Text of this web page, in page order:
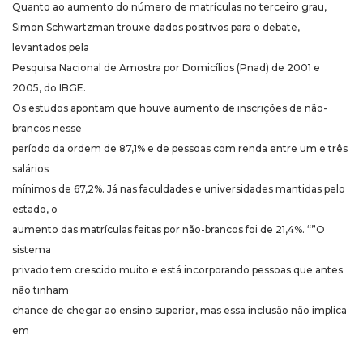
Quanto ao aumento do número de matrículas no terceiro grau,
Simon Schwartzman trouxe dados positivos para o debate,
levantados pela
Pesquisa Nacional de Amostra por Domicílios (Pnad) de 2001 e
2005, do IBGE.
Os estudos apontam que houve aumento de inscrições de não-
brancos nesse
período da ordem de 87,1% e de pessoas com renda entre um e três
salários
mínimos de 67,2%. Já nas faculdades e universidades mantidas pelo
estado, o
aumento das matrículas feitas por não-brancos foi de 21,4%. “”O
sistema
privado tem crescido muito e está incorporando pessoas que antes
não tinham
chance de chegar ao ensino superior, mas essa inclusão não implica
em